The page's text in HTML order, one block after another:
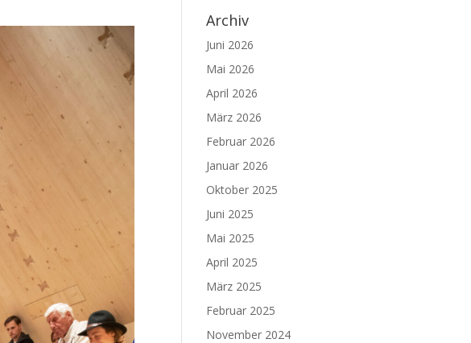
Archiv
Juni 2026
Mai 2026
April 2026
März 2026
Februar 2026
Januar 2026
Oktober 2025
Juni 2025
Mai 2025
April 2025
März 2025
Februar 2025
November 2024